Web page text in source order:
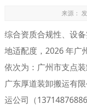
来源：
综合资质合规性、设
地适配度， 2026 年广
依次为： 广州市支点
广东厚道装卸搬运有
运公司（13714876886